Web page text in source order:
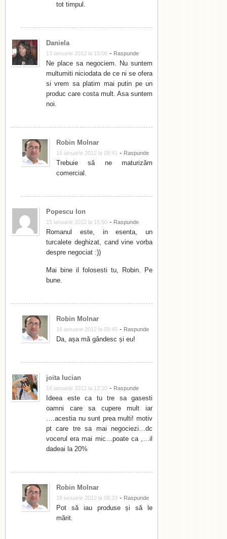
tot timpul.
Daniela
13 ianuarie 2012 la 15:06 - Raspunde
Ne place sa negociem. Nu suntem
multumiti niciodata de ce ni se ofera
si vrem sa platim mai putin pe un
produc care costa mult. Asa suntem
noi.
Robin Molnar
16 ianuarie 2012 la 08:41 - Raspunde
Trebuie să ne maturizăm
comercial.
Popescu Ion
15 ianuarie 2012 la 15:50 - Raspunde
Romanul este, in esenta, un
turcalete deghizat, cand vine vorba
despre negociat :))
Mai bine il folosesti tu, Robin. Pe
bune.
Robin Molnar
16 ianuarie 2012 la 08:45 - Raspunde
Da, așa mă gândesc și eu!
joita lucian
16 ianuarie 2012 la 12:10 - Raspunde
Ideea este ca tu tre sa gasesti
oamni care sa cupere mult iar
….acestia nu sunt prea multi! motiv
pt care tre sa mai negociezi…dc
vocerul era mai mic…poate ca ,…il
dadeai la 20%
Robin Molnar
19 ianuarie 2012 la 08:33 - Raspunde
Pot să iau produse și să le
mărit.